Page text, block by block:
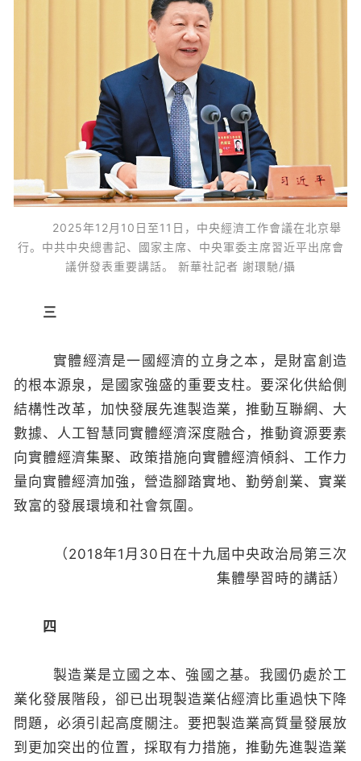
2025年12月10日至11日，中央經濟工作會議在北京舉
行。中共中央總書記、國家主席、中央軍委主席習近平出席會
議併發表重要講話。 新華社記者 謝環馳/攝
三
實體經濟是一國經濟的立身之本，是財富創造
的根本源泉，是國家強盛的重要支柱。要深化供給側
結構性改革，加快發展先進製造業，推動互聯網、大
數據、人工智慧同實體經濟深度融合，推動資源要素
向實體經濟集聚、政策措施向實體經濟傾斜、工作力
量向實體經濟加強，營造腳踏實地、勤勞創業、實業
致富的發展環境和社會氛圍。
（2018年1月30日在十九屆中央政治局第三次
集體學習時的講話）
四
製造業是立國之本、強國之基。我國仍處於工
業化發展階段，卻已出現製造業佔經濟比重過快下降
問題，必須引起高度關注。要把製造業高質量發展放
到更加突出的位置，採取有力措施，推動先進製造業